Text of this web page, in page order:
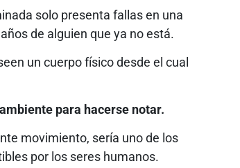
solo presenta fallas en una
de alguien que ya no está.
un cuerpo físico desde el cual
para hacerse notar.
movimiento, sería uno de los
por los seres humanos.